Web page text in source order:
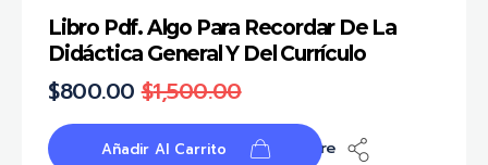
Libro Pdf. Algo Para Recordar De La
Didáctica General Y Del Currículo
$800.00 $1,500.00
Añadir Al Carrito Share